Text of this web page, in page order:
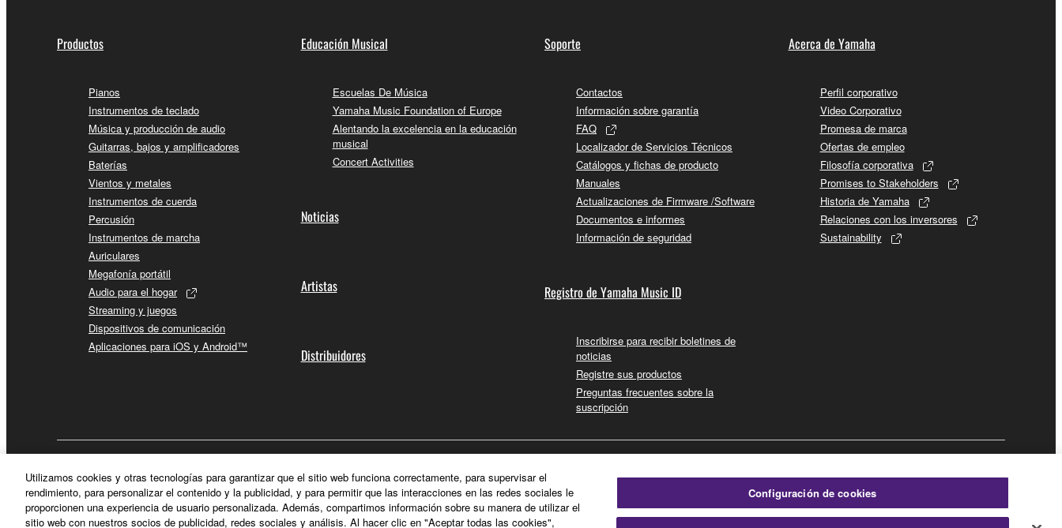
Productos
Pianos
Instrumentos de teclado
Música y producción de audio
Guitarras, bajos y amplificadores
Baterías
Vientos y metales
Instrumentos de cuerda
Percusión
Instrumentos de marcha
Auriculares
Megafonía portátil
Audio para el hogar
Streaming y juegos
Dispositivos de comunicación
Aplicaciones para iOS y Android™
Educación Musical
Escuelas De Música
Yamaha Music Foundation of Europe
Alentando la excelencia en la educación
musical
Concert Activities
Noticias
Artistas
Distribuidores
Soporte
Contactos
Información sobre garantía
FAQ
Localizador de Servicios Técnicos
Catálogos y fichas de producto
Manuales
Actualizaciones de Firmware /Software
Documentos e informes
Información de seguridad
Registro de Yamaha Music ID
Inscribirse para recibir boletines de
noticias
Registre sus productos
Preguntas frecuentes sobre la
suscripción
Acerca de Yamaha
Perfil corporativo
Video Corporativo
Promesa de marca
Ofertas de empleo
Filosofía corporativa
Promises to Stakeholders
Historia de Yamaha
Relaciones con los inversores
Sustainability
Utilizamos cookies y otras tecnologías para garantizar que el sitio web funciona correctamente, para supervisar el
rendimiento, para personalizar el contenido y la publicidad, y para permitir que las interacciones en las redes sociales le
proporcionen una experiencia de usuario personalizada. Además, compartimos información sobre su manera de utilizar el
sitio web con nuestros socios de publicidad, redes sociales y análisis. Al hacer clic en "Aceptar todas las cookies",
Configuración de cookies